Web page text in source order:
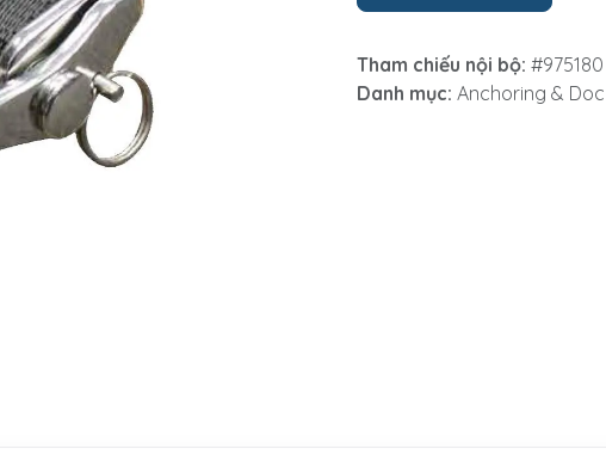
Tham chiếu nội bộ: #975180
Danh mục: Anchoring &